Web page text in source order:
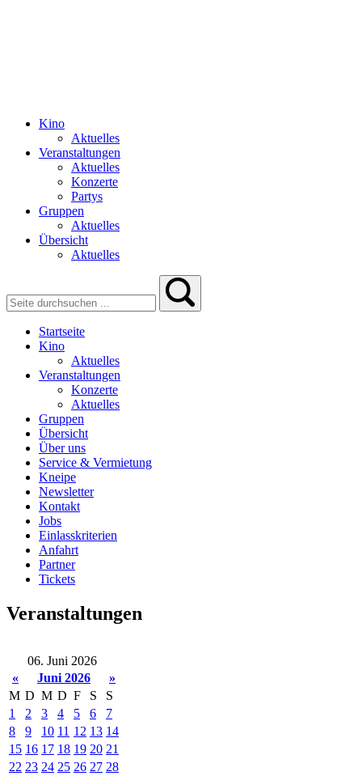
Kino
Aktuelles
Veranstaltungen
Aktuelles
Konzerte
Partys
Gruppen
Aktuelles
Übersicht
Aktuelles
Startseite
Kino
Aktuelles
Veranstaltungen
Konzerte
Aktuelles
Gruppen
Übersicht
Über uns
Service & Vermietung
Kneipe
Newsletter
Kontakt
Jobs
Einlasskriterien
Anfahrt
Partner
Tickets
Veranstaltungen
06. Juni 2026
«
Juni 2026
»
M D M D F S
S
1
2 3 4 5 6
7
8
9 10 11 12 13 14
15 16 17 18 19 20 21
22 23 24 25 26 27 28